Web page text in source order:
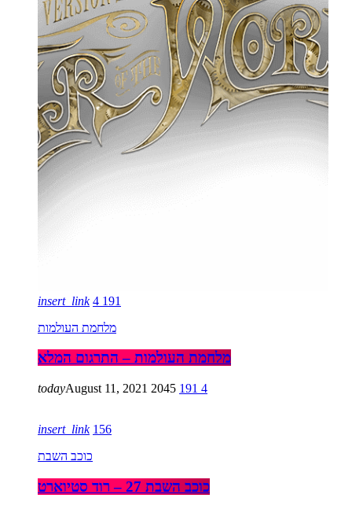
insert_link 4 191
מלחמת העולמות
מלחמת העולמות – התרגום המלא
todayAugust 11, 2021 2045 191 4
insert_link 156
כוכב השבת
כוכב השבת 27 – רוד סטיוארט